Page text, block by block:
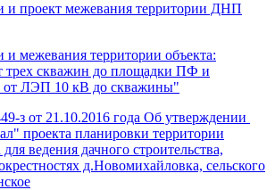
и проект межевания территории ДНП
и межевания территории объекта:
трех скважин до площадки ПФ и
от ЛЭП 10 кВ до скважины"
з от 21.10.2016 года Об утверждении
проекта планировки территории
ведения дачного строительства,
д.Новомихайловка, сельского